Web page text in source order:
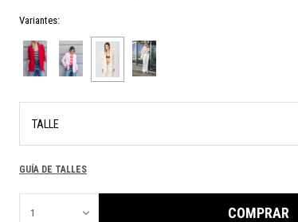
Variantes:
TALLE
GUÍA DE TALLES
1 COMPRAR